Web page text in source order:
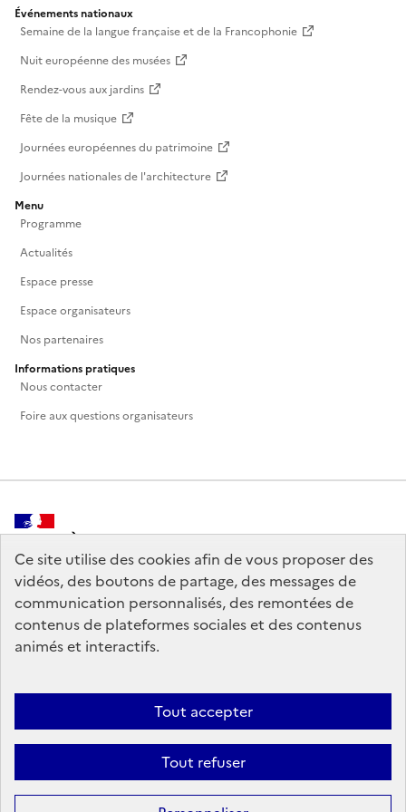
Ce site utilise des cookies afin de vous proposer des
vidéos, des boutons de partage, des messages de
communication personnalisés, des remontées de
contenus de plateformes sociales et des contenus
animés et interactifs.
Tout accepter
Tout refuser
Événements nationaux
Semaine de la langue française et de la Francophonie
Nuit européenne des musées
Rendez-vous aux jardins
Fête de la musique
Journées européennes du patrimoine
Journées nationales de l'architecture
Menu
Programme
Actualités
Espace presse
Espace organisateurs
Nos partenaires
Informations pratiques
Nous contacter
Foire aux questions organisateurs
MINISTÈRE
DE LA CULTURE
legifrance.gouv.fr
service-public.gouv.fr
data.gouv.fr
Sauf mention contraire, tous les contenus de ce site sont sous